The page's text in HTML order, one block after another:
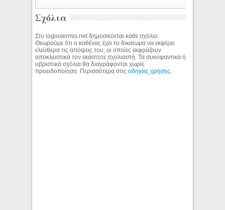
Σχόλια
Στο logiosermis.net δημοσιεύεται κάθε σχόλιο.
Θεωρούμε ότι ο καθένας έχει το δικαίωμα να εκφέρει
ελεύθερα τις απόψεις του, οι οποίες εκφράζουν
αποκλειστικά τον εκάστοτε σχολιαστή. Τα συκοφαντικά ή
υβριστικά σχόλια θα διαγράφονται χωρίς
προειδοποίηση. Περισσότερα στιςοδηγίες χρήσης.